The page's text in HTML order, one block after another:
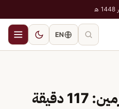
EN
هيئة العناية بالحرمين: 117 دقيقة